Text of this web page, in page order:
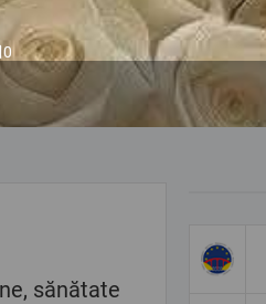
0
sănătate